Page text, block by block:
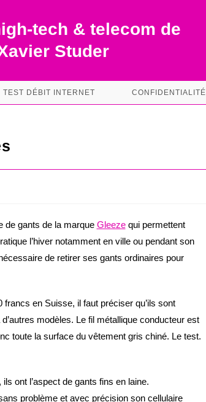
tech & telecom de
Studer
TEST DÉBIT INTERNET CONFIDENTIALITÉ
de gants de la marque Gleezequi permettent
l’hiver notamment en ville ou pendant son
de retirer ses gants ordinaires pour
en Suisse, il faut préciser qu’ils sont
modèles. Le fil métallique conducteur est
toute la surface du vêtement gris chiné. Le test.
ont l’aspect de gants fins en laine.
problème et avec précision son cellulaire